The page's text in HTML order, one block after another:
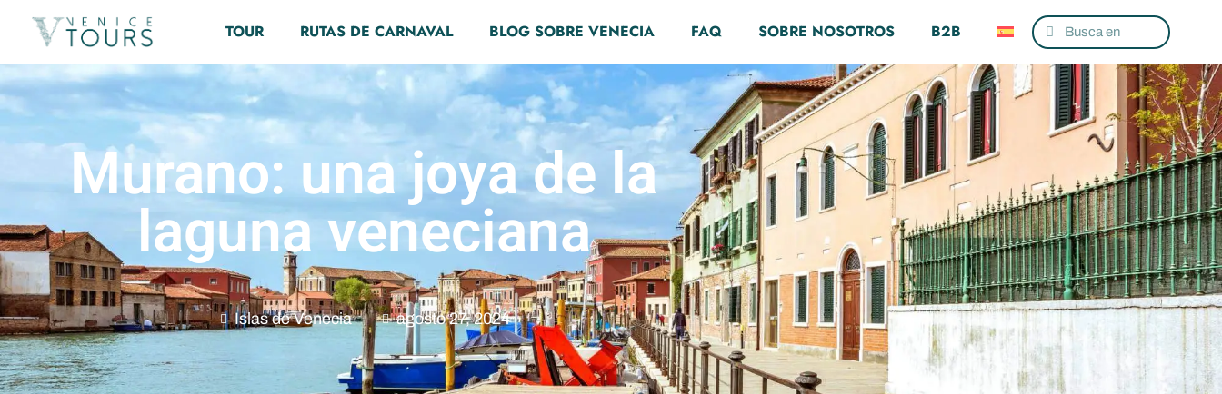
TOUR RUTAS DE CARNAVAL BLOG SOBRE VENECIA FAQ SOBRE NOSOTROS B2B
Murano: una joya de la
laguna veneciana
Islas de Venecia agosto 27, 2024